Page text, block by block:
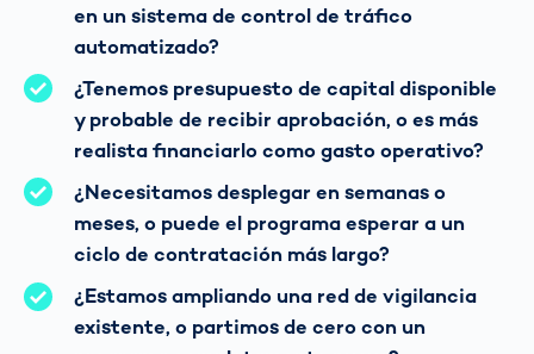
en un sistema de control de tráfico
automatizado?
¿Tenemos presupuesto de capital disponible
y probable de recibir aprobación, o es más
realista financiarlo como gasto operativo?
¿Necesitamos desplegar en semanas o
meses, o puede el programa esperar a un
ciclo de contratación más largo?
¿Estamos ampliando una red de vigilancia
existente, o partimos de cero con un